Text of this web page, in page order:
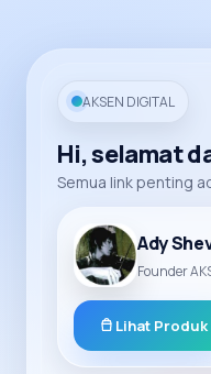
AKSEN DIGITAL
Hi, selamat
Semua link penting
Ady
Founder
Lihat Produk